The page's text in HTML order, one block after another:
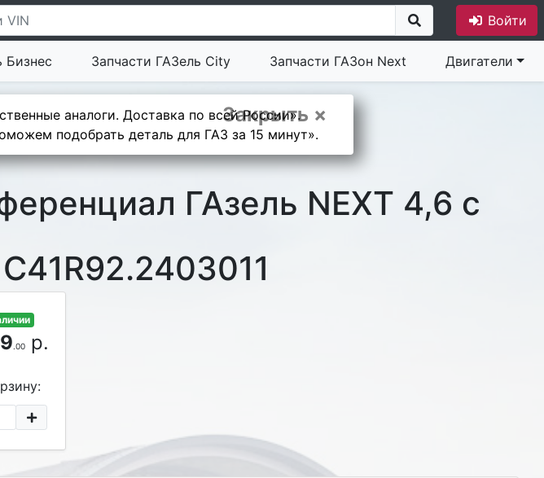
Войти
Бизнес Запчасти ГАЗель City Запчасти ГАЗон Next Двигатели
Закрыть ×
аналоги. Доставка по всей России».
подобрать деталь для ГАЗ за 15 минут».
ГАзель NEXT 4,6 с
.00р.